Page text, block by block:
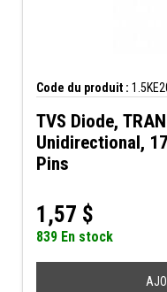
Code du produit :
TVS Diode,
Unidirectional,
Pins
1,57 $
839 En stock